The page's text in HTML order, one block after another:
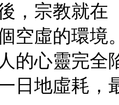
，宗教就在
空虛的環境
的心靈完全
日地虛耗，